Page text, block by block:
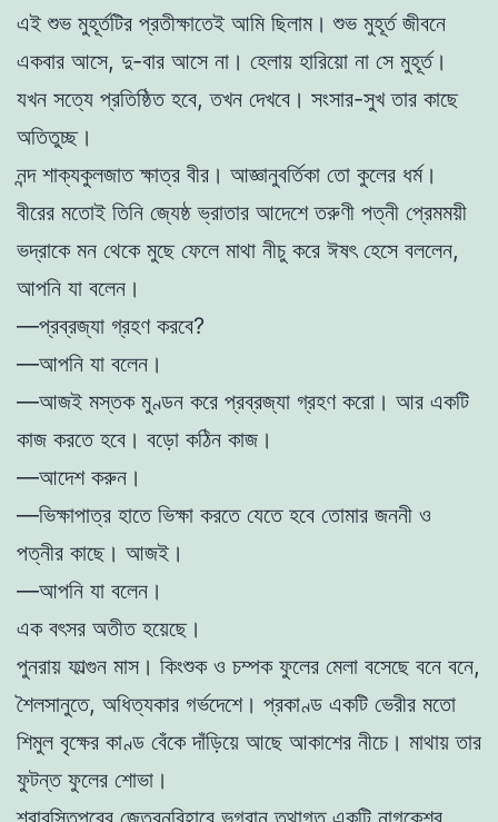
এই শুভ মুহূর্তটির প্রতীক্ষাতেই আমি ছিলাম। শুভ মুহূর্ত জীবনে
একবার আসে, দু-বার আসে না। হেলায় হারিয়ো না সে মুহূর্ত।
যখন সত্যে প্রতিষ্ঠিত হবে, তখন দেখবে। সংসার-সুখ তার কাছে
অতিতুচ্ছ।
নন্দ শাক্যকুলজাত ক্ষাত্র বীর। আজ্ঞানুবর্তিকা তো কুলের ধর্ম।
বীরের মতোই তিনি জ্যেষ্ঠ ভ্রাতার আদেশে তরুণী পত্নী প্রেমময়ী
ভদ্রাকে মন থেকে মুছে ফেলে মাথা নীচু করে ঈষৎ হেসে বললেন,
আপনি যা বলেন।
—প্রব্রজ্যা গ্রহণ করবে?
—আপনি যা বলেন।
—আজই মস্তক মুণ্ডন করে প্রব্রজ্যা গ্রহণ করো। আর একটি
কাজ করতে হবে। বড়ো কঠিন কাজ।
—আদেশ করুন।
—ভিক্ষাপাত্র হাতে ভিক্ষা করতে যেতে হবে তোমার জননী ও
পত্নীর কাছে। আজই।
—আপনি যা বলেন।
এক বৎসর অতীত হয়েছে।
পুনরায় ফাল্গুন মাস। কিংশুক ও চম্পক ফুলের মেলা বসেছে বনে বনে,
শৈলসানুতে, অধিত্যকার গর্ভদেশে। প্রকাণ্ড একটি ভেরীর মতো
শিমুল বৃক্ষের কাণ্ড বেঁকে দাঁড়িয়ে আছে আকাশের নীচে। মাথায় তার
ফুটন্ত ফুলের শোভা।